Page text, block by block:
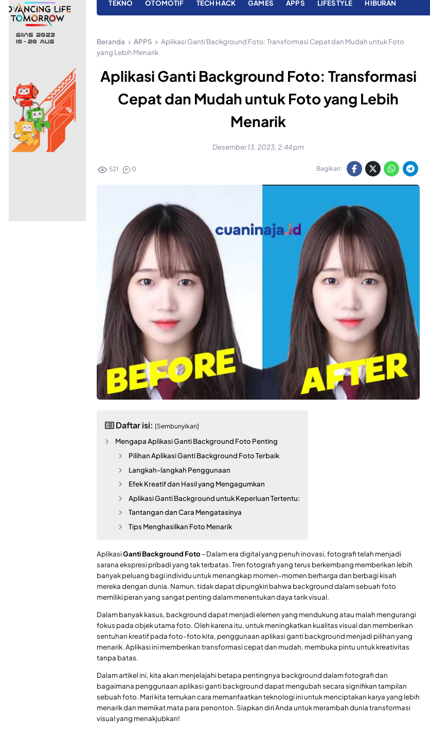
TEKNO OTOMOTIF TECH HACK GAMES APPS LIFESTYLE HIBURAN
Beranda APPS
Aplikasi Ganti Background Foto: Transformasi Cepat dan Mudah untuk Foto
yang Lebih Menarik
Aplikasi Ganti Background Foto: Transformasi
Cepat dan Mudah untuk Foto yang Lebih
Menarik
Desember 13, 2023, 2:44 pm
521 0 Bagikan:
Daftar isi: [Sembunyikan]
Mengapa Aplikasi Ganti Background Foto Penting
Pilihan Aplikasi Ganti Background Foto Terbaik
Langkah-langkah Penggunaan
Efek Kreatif dan Hasil yang Mengagumkan
Aplikasi Ganti Background untuk Keperluan Tertentu:
Tantangan dan Cara Mengatasinya
Tips Menghasilkan Foto Menarik
AplikasiGanti Background Foto – Dalam era digital yang penuh inovasi, fotografi telah menjadi
sarana ekspresi pribadi yang tak terbatas. Tren fotografi yang terus berkembang memberikan lebih
banyak peluang bagi individu untuk menangkap momen-momen berharga dan berbagi kisah
mereka dengan dunia. Namun, tidak dapat dipungkiri bahwa background dalam sebuah foto
memiliki peran yang sangat penting dalam menentukan daya tarik visual.
Dalam banyak kasus, background dapat menjadi elemen yang mendukung atau malah mengurangi
fokus pada objek utama foto. Oleh karena itu, untuk meningkatkan kualitas visual dan memberikan
sentuhan kreatif pada foto-foto kita, penggunaan aplikasi ganti background menjadi pilihan yang
menarik. Aplikasi ini memberikan transformasi cepat dan mudah, membuka pintu untuk kreativitas
tanpa batas.
Dalam artikel ini, kita akan menjelajahi betapa pentingnya background dalam fotografi dan
bagaimana penggunaan aplikasi ganti background dapat mengubah secara signifikan tampilan
sebuah foto. Mari kita temukan cara memanfaatkan teknologi ini untuk menciptakan karya yang lebih
menarik dan memikat mata para penonton. Siapkan diri Anda untuk merambah dunia transformasi
visual yang menakjubkan!